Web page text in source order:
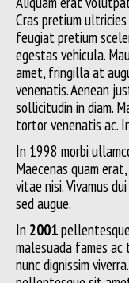
Cras pretium
feugiat pretium
egestas vehicula.
amet, fringilla at
venenatis. Aenean
sollicitudin in diam.
tortor venenatis ac.
In 1998 morbi
Maecenas quam
vitae nisi. Vivamus
sed augue.
In 2001
malesuada fames
nunc dignissim